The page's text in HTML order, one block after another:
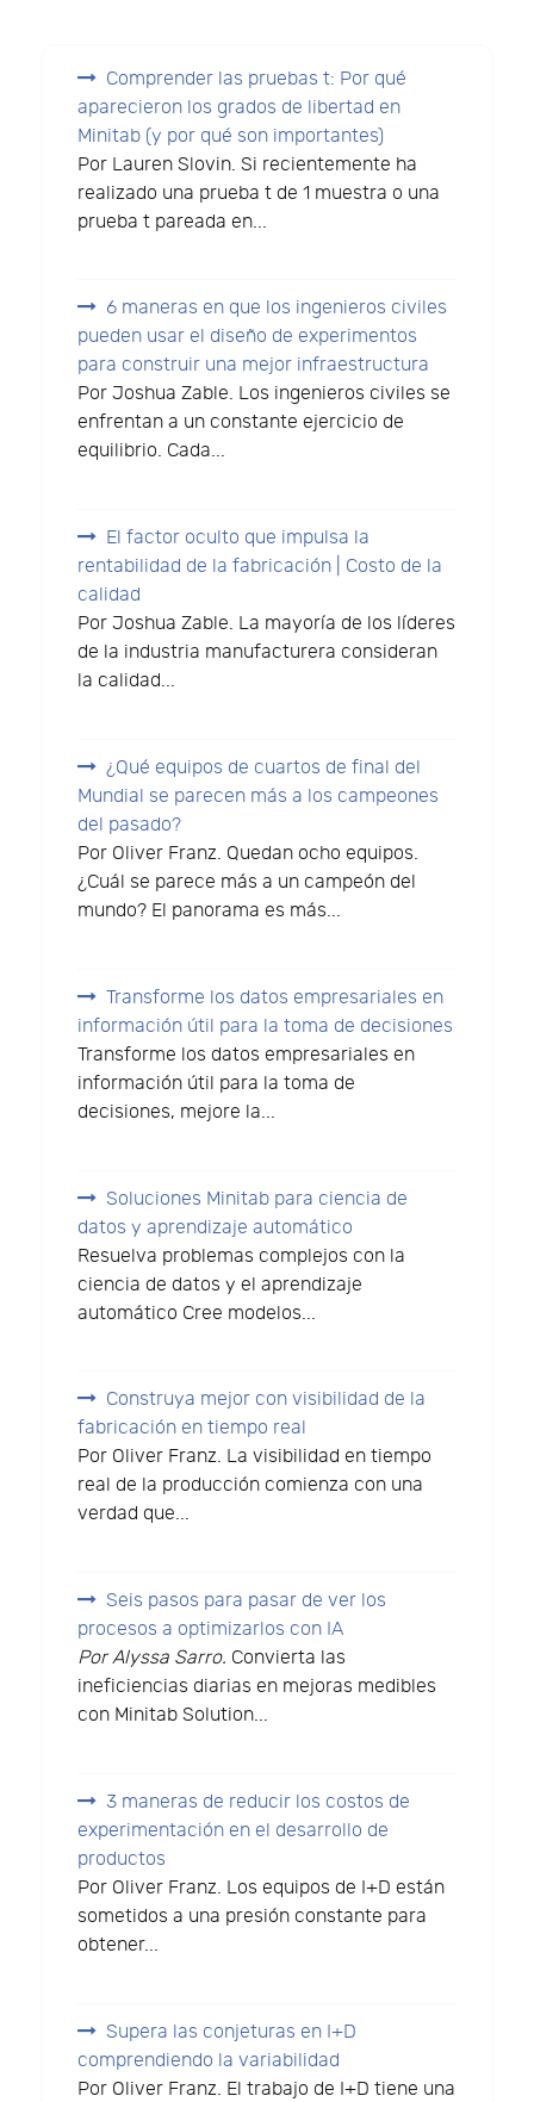
Comprender las pruebas t: Por qué
aparecieron los grados de libertad en
Minitab (y por qué son importantes)
Por Lauren Slovin. Si recientemente ha
realizado una prueba t de 1 muestra o una
prueba t pareada en...
6 maneras en que los ingenieros civiles
pueden usar el diseño de experimentos
para construir una mejor infraestructura
Por Joshua Zable. Los ingenieros civiles se
enfrentan a un constante ejercicio de
equilibrio. Cada...
El factor oculto que impulsa la
rentabilidad de la fabricación | Costo de la
calidad
Por Joshua Zable. La mayoría de los líderes
de la industria manufacturera consideran
la calidad...
¿Qué equipos de cuartos de final del
Mundial se parecen más a los campeones
del pasado?
Por Oliver Franz. Quedan ocho equipos.
¿Cuál se parece más a un campeón del
mundo? El panorama es más...
Transforme los datos empresariales en
información útil para la toma de decisiones
Transforme los datos empresariales en
información útil para la toma de
decisiones, mejore la...
Soluciones Minitab para ciencia de
datos y aprendizaje automático
Resuelva problemas complejos con la
ciencia de datos y el aprendizaje
automático Cree modelos...
Construya mejor con visibilidad de la
fabricación en tiempo real
Por Oliver Franz. La visibilidad en tiempo
real de la producción comienza con una
verdad que...
Seis pasos para pasar de ver los
procesos a optimizarlos con IA
Por Alyssa Sarro. Convierta las
ineficiencias diarias en mejoras medibles
con Minitab Solution...
3 maneras de reducir los costos de
experimentación en el desarrollo de
productos
Por Oliver Franz. Los equipos de I+D están
sometidos a una presión constante para
obtener...
Supera las conjeturas en I+D
comprendiendo la variabilidad
Por Oliver Franz. El trabajo de I+D tiene una